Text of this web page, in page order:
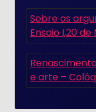
Sobre os
Ensaio I,20
e arte –